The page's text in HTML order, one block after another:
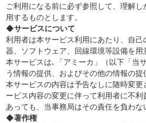
ご利用になる前に必ず参照して、理解
用するものとします。
◆サービスについて
利用者は本サービス利用にあたり、自
器、ソフトウェア、回線環境等設備を用
本サービスは､「アミーカ」（以下「当
う情報の提供、およびその他の情報の提
本サービスの内容は予告なしに随時変
ービス内容の変更に伴って利用者に不
あっても、当事務局はその責任を負わな
◆著作権